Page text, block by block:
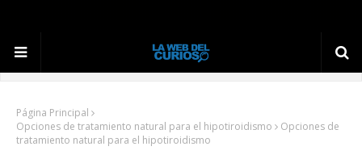
Página Principal
Opciones de tratamiento natural para el hipotiroidismo
Opciones de
tratamiento natural para el hipotiroidismo